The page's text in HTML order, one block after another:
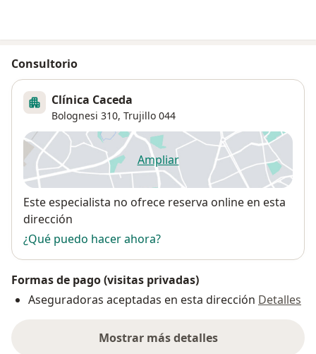
Consultorio
Clínica Caceda
Bolognesi 310, Trujillo 044
Ampliarse abre en una nueva
Disponibilidad
Este especialista no ofrece reserva online en esta
dirección
¿Qué puedo hacer ahora?
Formas de pago (visitas privadas)
Aseguradoras aceptadas en esta dirección Detalles
Mostrar más detalles
sobre la dirección